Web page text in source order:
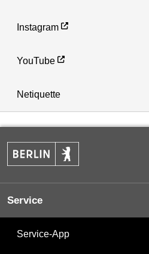
Instagram
YouTube
Netiquette
Service
Service-App